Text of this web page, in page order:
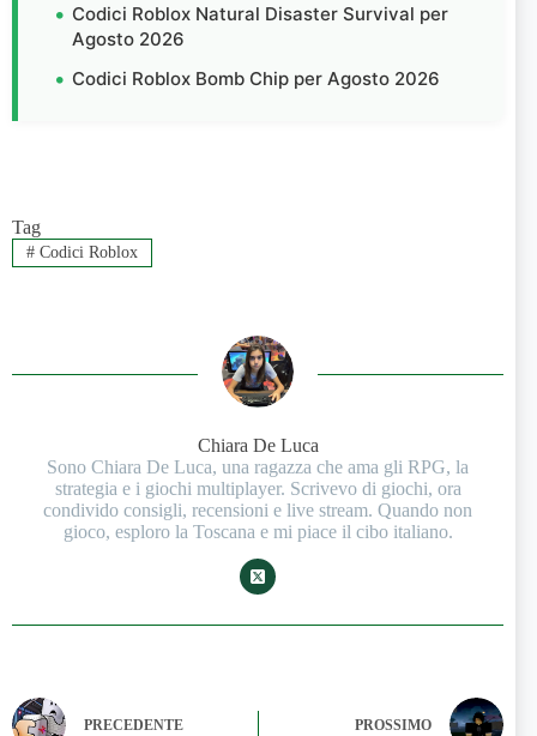
Codici Roblox Natural Disaster Survival per
Agosto 2026
Codici Roblox Bomb Chip per Agosto 2026
Tag
#Codici Roblox
Chiara De Luca
Sono Chiara De Luca, una ragazza che ama gli RPG, la
strategia e i giochi multiplayer. Scrivevo di giochi, ora
condivido consigli, recensioni e live stream. Quando non
gioco, esploro la Toscana e mi piace il cibo italiano.
PRECEDENTE PROSSIMO